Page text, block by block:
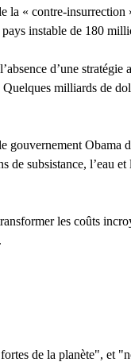
« contre-
instable de 180
d’une
milliards de
subsistance, l’eau
les coûts
de la planète", et